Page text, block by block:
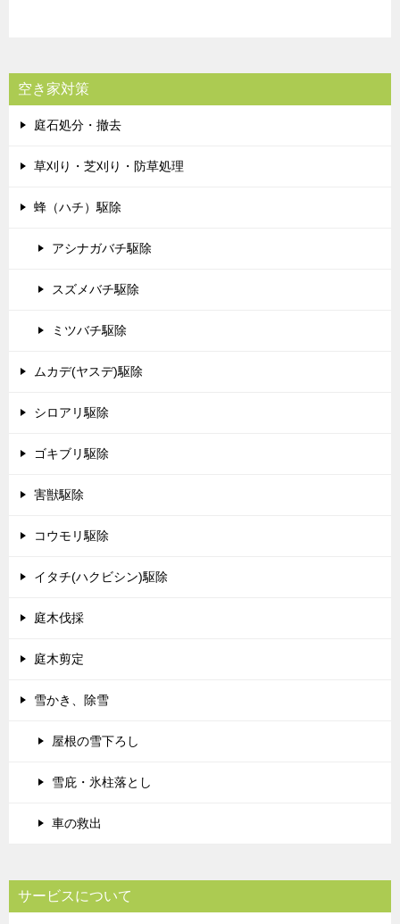
空き家対策
庭石処分・撤去
草刈り・芝刈り・防草処理
蜂（ハチ）駆除
アシナガバチ駆除
スズメバチ駆除
ミツバチ駆除
ムカデ(ヤスデ)駆除
シロアリ駆除
ゴキブリ駆除
害獣駆除
コウモリ駆除
イタチ(ハクビシン)駆除
庭木伐採
庭木剪定
雪かき、除雪
屋根の雪下ろし
雪庇・氷柱落とし
車の救出
サービスについて